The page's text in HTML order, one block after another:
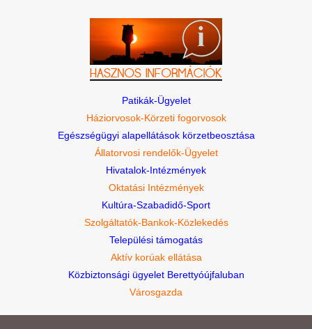
Patikák-Ügyelet
Háziorvosok-Körzeti fogorvosok
Egészségügyi alapellátások körzetbeosztása
Állatorvosi rendelők-Ügyelet
Hivatalok-Intézmények
Oktatási Intézmények
Kultúra-Szabadidő-Sport
Szolgáltatók-Bankok-Közlekedés
Települési támogatás
Aktív korúak ellátása
Közbiztonsági ügyelet Berettyóújfaluban
Városgazda